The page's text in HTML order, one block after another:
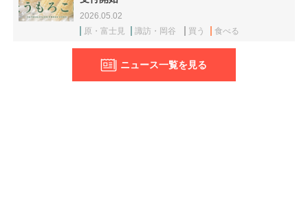
2026.05.02
原・富士見
諏訪・岡谷 買う 食べる
ニュース一覧を見る